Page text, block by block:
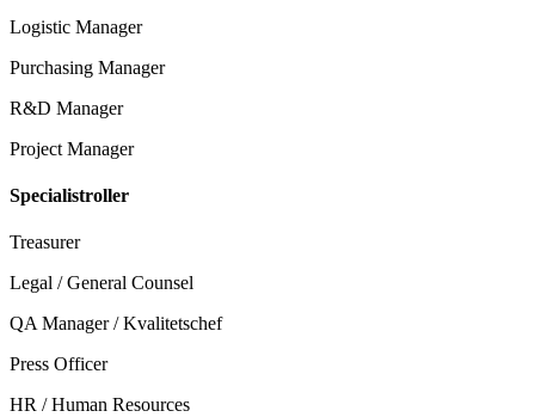
Logistic Manager
Purchasing Manager
R&D Manager
Project Manager
Specialistroller
Treasurer
Legal / General Counsel
QA Manager / Kvalitetschef
Press Officer
HR / Human Resources